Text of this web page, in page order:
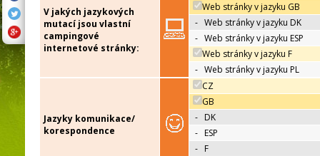
V jakých jazykových
mutací jsou vlastní
campingové
internetové stránky:
Web stránky v jazyku GB
- Web stránky v jazyku DK
- Web stránky v jazyku ESP
Web stránky v jazyku F
- Web stránky v jazyku PL
Jazyky komunikace/
korespondence
CZ
GB
- DK
- ESP
- F